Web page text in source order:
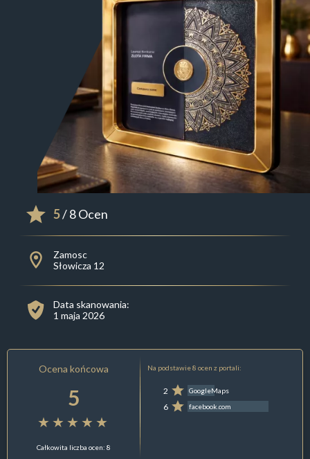
5/ 8 Ocen
Zamosc
Słowicza 12
Data skanowania:
1 maja 2026
Ocena końcowa
5
Całkowita liczba ocen: 8
Na podstawie 8 ocen z portali:
2 GoogleMaps
6 facebook.com